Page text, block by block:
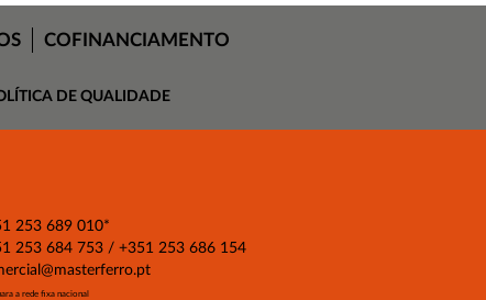
COFINANCIAMENTO
DE QUALIDADE
253 689 010*
253 684 753 / +351 253 686 154
a rede fixa nacional